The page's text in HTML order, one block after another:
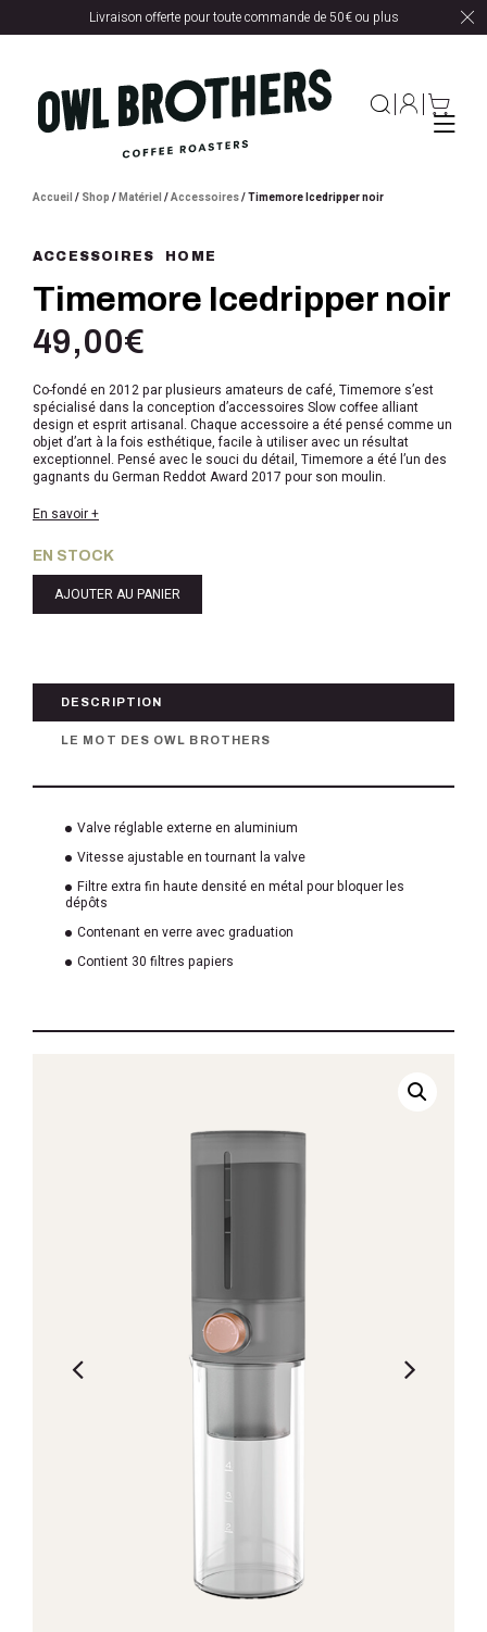
Livraison offerte pour toute commande de 50€ ou plus
Accueil / Shop /Matériel /Accessoires/ Timemore Icedripper noir
ACCESSOIRES HOME
Timemore Icedripper noir
49,00€
Co-fondé en 2012 par plusieurs amateurs de café, Timemore s’est
spécialisé dans la conception d’accessoires Slow coffee alliant
design et esprit artisanal. Chaque accessoire a été pensé comme un
objet d’art à la fois esthétique, facile à utiliser avec un résultat
exceptionnel. Pensé avec le souci du détail, Timemore a été l’un des
gagnants du German Reddot Award 2017 pour son moulin.
En savoir +
EN STOCK
AJOUTER AU PANIER
DESCRIPTION
LE MOT DES OWL BROTHERS
Valve réglable externe en aluminium
Vitesse ajustable en tournant la valve
Filtre extra fin haute densité en métal pour bloquer les
dépôts
Contenant en verre avec graduation
Contient 30 filtres papiers